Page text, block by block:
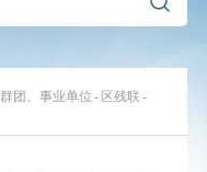
群团、事业单位 - 区残联 -